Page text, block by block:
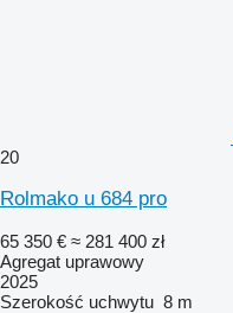
20
Rolmako u 684 pro
65 350 € ≈ 281 400 zł
Agregat uprawowy
2025
Szerokość uchwytu 8 m